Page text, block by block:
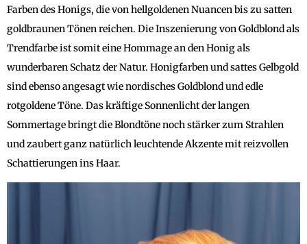
Farben des Honigs, die von hellgoldenen Nuancen bis zu satten
goldbraunen Tönen reichen. Die Inszenierung von Goldblond als
Trendfarbe ist somit eine Hommage an den Honig als
wunderbaren Schatz der Natur. Honigfarben und sattes Gelbgold
sind ebenso angesagt wie nordisches Goldblond und edle
rotgoldene Töne. Das kräftige Sonnenlicht der langen
Sommertage bringt die Blondtöne noch stärker zum Strahlen
und zaubert ganz natürlich leuchtende Akzente mit reizvollen
Schattierungen ins Haar.